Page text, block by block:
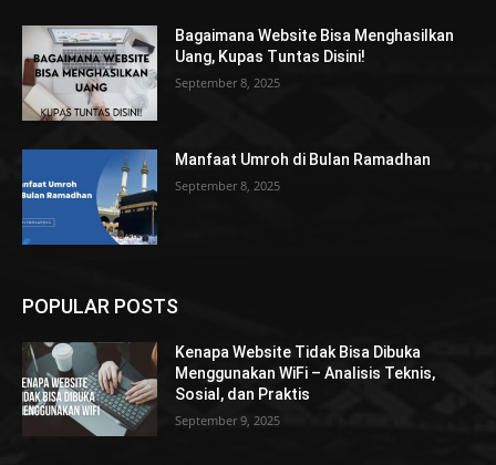
Bagaimana Website Bisa Menghasilkan
Uang, Kupas Tuntas Disini!
September 8, 2025
Manfaat Umroh di Bulan Ramadhan
September 8, 2025
POPULAR POSTS
Kenapa Website Tidak Bisa Dibuka
Menggunakan WiFi – Analisis Teknis,
Sosial, dan Praktis
September 9, 2025